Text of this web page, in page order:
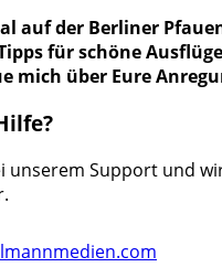
auf der Berliner
für schöne
mich über Eure
unserem Support und